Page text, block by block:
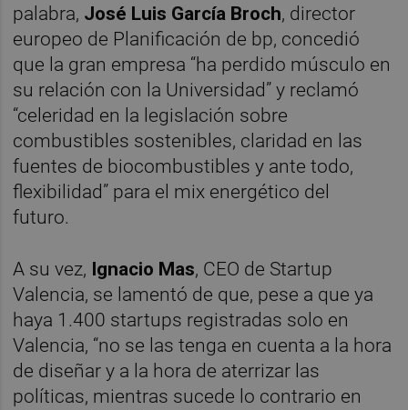
palabra, José Luis García Broch, director
europeo de Planificación de bp, concedió
que la gran empresa “ha perdido músculo en
su relación con la Universidad” y reclamó
“celeridad en la legislación sobre
combustibles sostenibles, claridad en las
fuentes de biocombustibles y ante todo,
flexibilidad” para el mix energético del
futuro.
A su vez, Ignacio Mas, CEO de Startup
Valencia, se lamentó de que, pese a que ya
haya 1.400 startups registradas solo en
Valencia, “no se las tenga en cuenta a la hora
de diseñar y a la hora de aterrizar las
políticas, mientras sucede lo contrario en